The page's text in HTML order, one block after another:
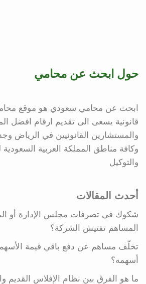
حول ابحث عن محامي
ابحث عن محامي سعودي هو موقع
قانونية يسعى الى تقديم ارقام افضل
والمستشارين القانونيين في الرياض
وكافة مناطق المملكة العربية
والتوكيل
أحدث المقالات
شكوك في تصرفات مجلس الإدارة أو
المساهم تفتيش الشركة؟
تخلّف مساهم عن دفع باقي قيمة
أسهمه؟
ما هو الفرق بين نظام الإفلاس القديم